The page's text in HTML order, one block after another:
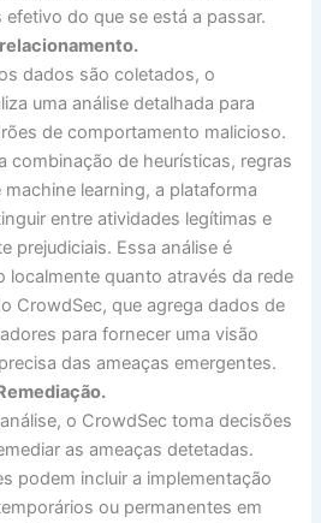
efetivo do que se está a passar.
dados são coletados, o
uma análise detalhada para
de comportamento malicioso.
combinação de heurísticas, regras
machine learning, a plataforma
entre atividades legítimas e
prejudiciais. Essa análise é
localmente quanto através da rede
CrowdSec, que agrega dados de
para fornecer uma visão
das ameaças emergentes.
o CrowdSec toma decisões
as ameaças detetadas.
podem incluir a implementação
ou permanentes em